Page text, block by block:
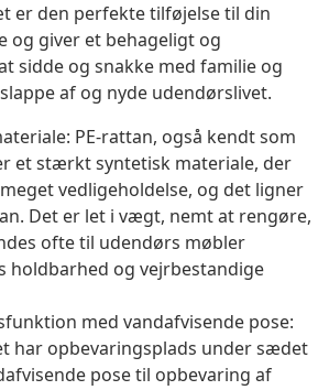
er den perfekte tilføjelse til din
og giver et behageligt og
sidde og snakke med familie og
af og nyde udendørslivet.
PE-rattan, også kendt som
et stærkt syntetisk materiale, der
vedligeholdelse, og det ligner
Det er let i vægt, nemt at rengøre,
ofte til udendørs møbler
holdbarhed og vejrbestandige
med vandafvisende pose:
har opbevaringsplads under sædet
pose til opbevaring af